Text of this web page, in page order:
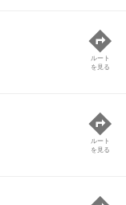
ルート
を見る
ルート
を見る